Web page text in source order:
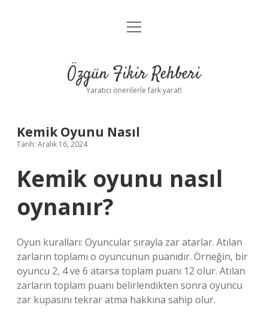
Gizlilik Politikası
Yasal Uyarı
menüyü
Özgün Fikir Rehberi
Yaratıcı önerilerle fark yarat!
Kemik Oyunu Nasıl
Tarih: Aralık 16, 2024
Kemik oyunu nasıl
oynanır?
Oyun kuralları: Oyuncular sırayla zar atarlar. Atılan
zarların toplamı o oyuncunun puanıdır. Örneğin, bir
oyuncu 2, 4 ve 6 atarsa ​​toplam puanı 12 olur. Atılan
zarların toplam puanı belirlendikten sonra oyuncu
zar kupasını tekrar atma hakkına sahip olur.